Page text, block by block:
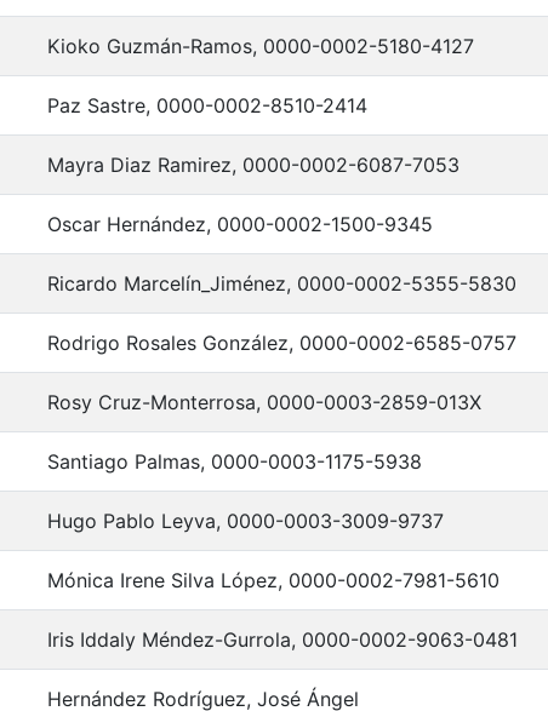
Kioko Guzmán-Ramos, 0000-0002-5180-4127
Paz Sastre, 0000-0002-8510-2414
Mayra Diaz Ramirez, 0000-0002-6087-7053
Oscar Hernández, 0000-0002-1500-9345
Ricardo Marcelín_Jiménez, 0000-0002-5355-5830
Rodrigo Rosales González, 0000-0002-6585-0757
Rosy Cruz-Monterrosa, 0000-0003-2859-013X
Santiago Palmas, 0000-0003-1175-5938
Hugo Pablo Leyva, 0000-0003-3009-9737
Mónica Irene Silva López, 0000-0002-7981-5610
Iris Iddaly Méndez-Gurrola, 0000-0002-9063-0481
Hernández Rodríguez, José Ángel